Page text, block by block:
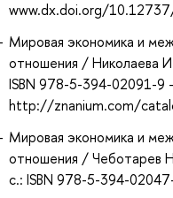
www.dx.doi.org/
Мировая экономика и
отношения / Николаева
ISBN 978-5-394-02091-9
http://znanium.com/
Мировая экономика и
отношения / Чеботарев
с.: ISBN 978-5-394-